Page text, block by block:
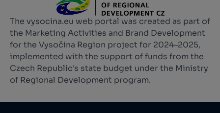
The vysocina.eu web portal was created as part of
the Marketing Activities and Brand Development
for the Vysočina Region project for 2024–2025,
implemented with the support of funds from the
Czech Republic's state budget under the Ministry
of Regional Development program.